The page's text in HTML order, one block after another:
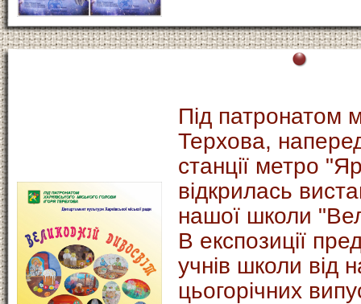
Під патронатом
Терхова,
станції метро
відкрилась
нашої школи
В експозиції
учнів школи від
цьогорічних